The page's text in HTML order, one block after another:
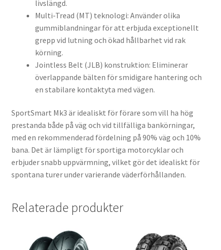
livslängd.
Multi-Tread (MT) teknologi: Använder olika
gummiblandningar för att erbjuda exceptionellt
grepp vid lutning och ökad hållbarhet vid rak
körning.
Jointless Belt (JLB) konstruktion: Eliminerar
överlappande bälten för smidigare hantering och
en stabilare kontaktyta med vägen.
SportSmart Mk3 är idealiskt för förare som vill ha hög
prestanda både på väg och vid tillfälliga bankörningar,
med en rekommenderad fördelning på 90% väg och 10%
bana. Det är lämpligt för sportiga motorcyklar och
erbjuder snabb uppvärmning, vilket gör det idealiskt för
spontana turer under varierande väderförhållanden.
Relaterade produkter